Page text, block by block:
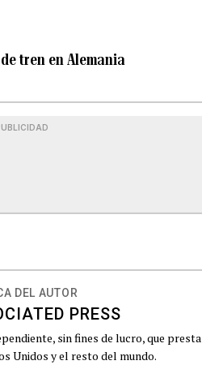
tren en Alemania
DEL AUTOR
PRESS
sin fines de lucro, que presta
Unidos y el resto del mundo.